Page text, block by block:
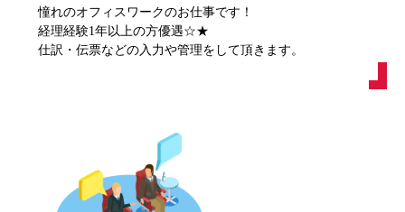
憧れのオフィスワークのお仕事です！
経理経験1年以上の方優遇☆★
仕訳・伝票などの入力や管理をして頂きます。